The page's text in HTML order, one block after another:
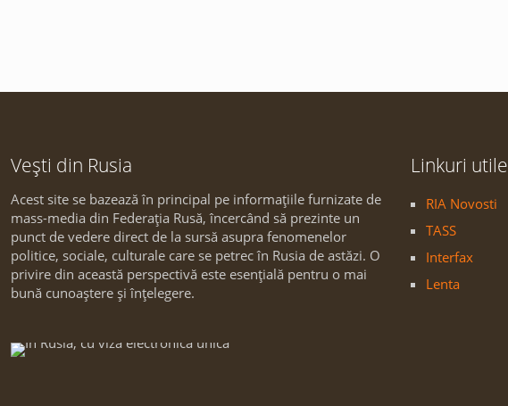
Vești din Rusia
Acest site se bazează în principal pe informațiile furnizate de
mass-media din Federația Rusă, încercând să prezinte un
punct de vedere direct de la sursă asupra fenomenelor
politice, sociale, culturale care se petrec în Rusia de astăzi. O
privire din această perspectivă este esențială pentru o mai
bună cunoaștere și înțelegere.
Linkuri utile
RIA Novosti
TASS
Interfax
Lenta